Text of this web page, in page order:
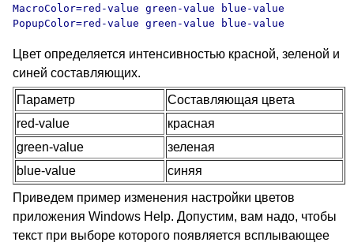
MacroColor=red-value green-value blue-value
PopupColor=red-value green-value blue-value
Цвет определяется интенсивностью красной, зеленой и
синей составляющих.
Параметр
Составляющая цвета
red-value
красная
green-value
зеленая
blue-value
синяя
Приведем пример изменения настройки цветов
приложения Windows Help. Допустим, вам надо, чтобы
текст при выборе которого появляется всплывающее